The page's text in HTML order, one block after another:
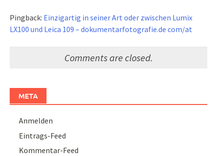
Pingback: Einzigartig in seiner Art oder zwischen Lumix
LX100 und Leica 109 – dokumentarfotografie.de com/at
Comments are closed.
META
Anmelden
Eintrags-Feed
Kommentar-Feed